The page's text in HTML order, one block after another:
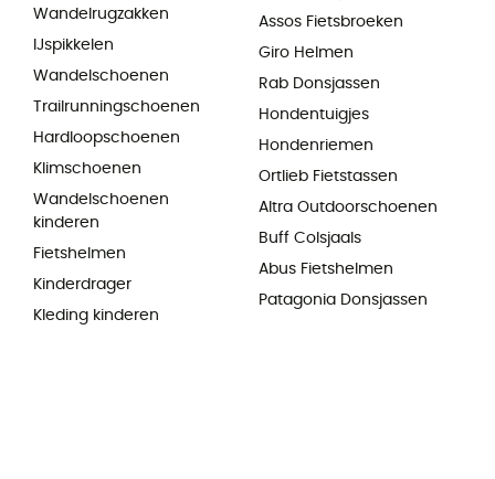
Wandelrugzakken
IJspikkelen
Wandelschoenen
Trailrunningschoenen
Hardloopschoenen
Klimschoenen
Wandelschoenen
kinderen
Fietshelmen
Kinderdrager
Kleding kinderen
Assos Fietsbroeken
Giro Helmen
Rab Donsjassen
Hondentuigjes
Hondenriemen
Ortlieb Fietstassen
Altra Outdoorschoenen
Buff Colsjaals
Abus Fietshelmen
Patagonia Donsjassen